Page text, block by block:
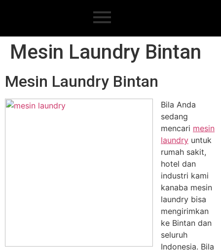
Mesin Laundry Bintan
Mesin Laundry Bintan
Bila Anda
sedang
mencari mesin
laundry untuk
rumah sakit,
hotel dan
industri kami
kanaba mesin
laundry bisa
mengirimkan
ke Bintan dan
seluruh
Indonesia. Bila